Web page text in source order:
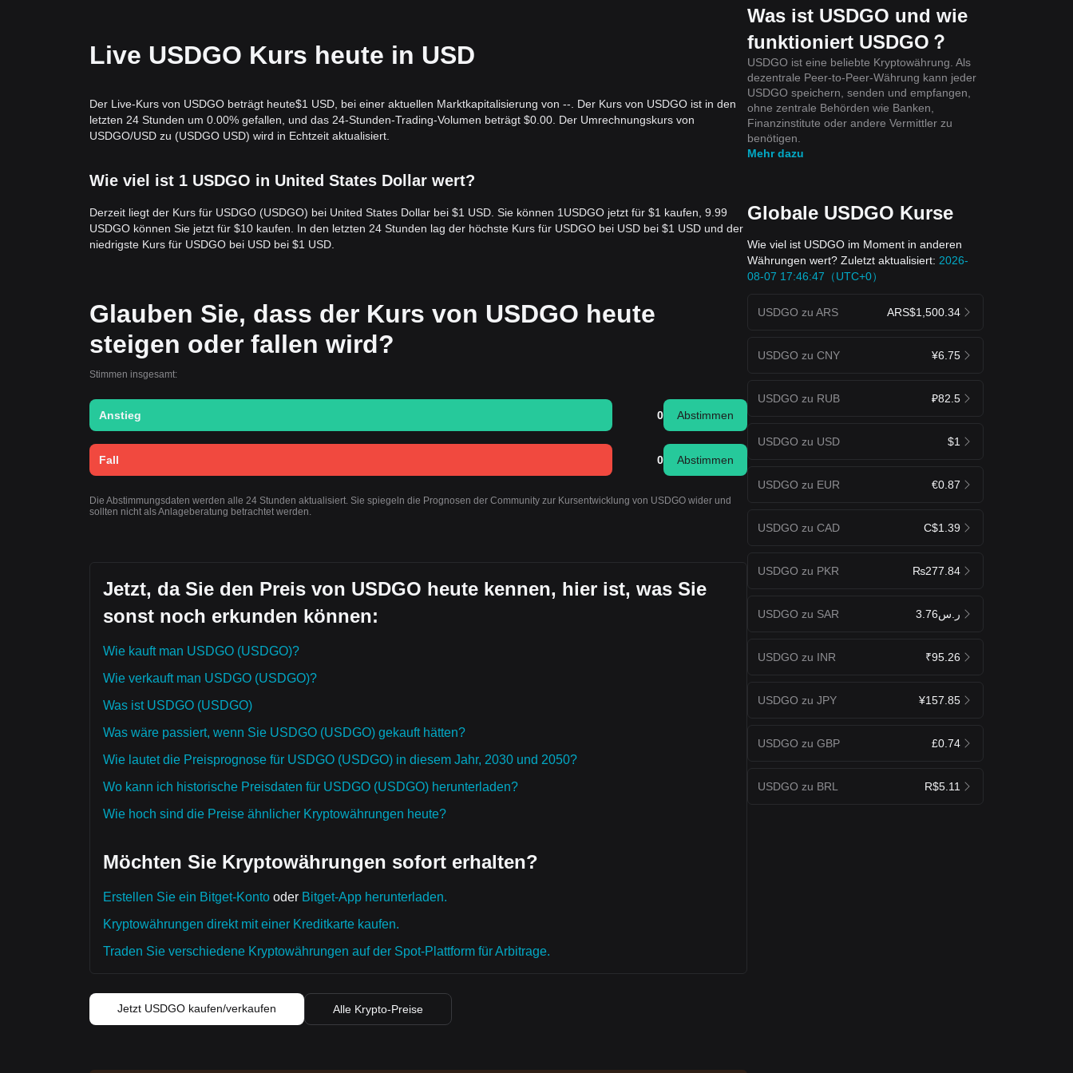
Live USDGO Kurs heute in USD
Der Live-Kurs von USDGO beträgt heute$1 USD, bei einer aktuellen Marktkapitalisierung von --. Der Kurs von USDGO ist in den
letzten 24 Stunden um 0.00% gefallen, und das 24-Stunden-Trading-Volumen beträgt $0.00. Der Umrechnungskurs von
USDGO/USD zu (USDGO USD) wird in Echtzeit aktualisiert.
Wie viel ist 1 USDGO in United States Dollar wert?
Derzeit liegt der Kurs für USDGO (USDGO) bei United States Dollar bei $1 USD. Sie können 1USDGO jetzt für $1 kaufen, 9.99
USDGO können Sie jetzt für $10 kaufen. In den letzten 24 Stunden lag der höchste Kurs für USDGO bei USD bei $1 USD und der
niedrigste Kurs für USDGO bei USD bei $1 USD.
Glauben Sie, dass der Kurs von USDGO heute
steigen oder fallen wird?
Stimmen insgesamt:
Anstieg 0 Abstimmen
Fall 0 Abstimmen
Die Abstimmungsdaten werden alle 24 Stunden aktualisiert. Sie spiegeln die Prognosen der Community zur Kursentwicklung von USDGO wider und
sollten nicht als Anlageberatung betrachtet werden.
Jetzt, da Sie den Preis von USDGO heute kennen, hier ist, was Sie
sonst noch erkunden können:
Wie kauft man USDGO (USDGO)?
Wie verkauft man USDGO (USDGO)?
Was ist USDGO (USDGO)
Was wäre passiert, wenn Sie USDGO (USDGO) gekauft hätten?
Wie lautet die Preisprognose für USDGO (USDGO) in diesem Jahr, 2030 und 2050?
Wo kann ich historische Preisdaten für USDGO (USDGO) herunterladen?
Wie hoch sind die Preise ähnlicher Kryptowährungen heute?
Möchten Sie Kryptowährungen sofort erhalten?
Erstellen Sie ein Bitget-Konto oder Bitget-App herunterladen.
Kryptowährungen direkt mit einer Kreditkarte kaufen.
Traden Sie verschiedene Kryptowährungen auf der Spot-Plattform für Arbitrage.
Jetzt USDGO kaufen/verkaufen Alle Krypto-Preise
Was ist USDGO und wie
funktioniert USDGO？
USDGO ist eine beliebte Kryptowährung. Als
dezentrale Peer-to-Peer-Währung kann jeder
USDGO speichern, senden und empfangen,
ohne zentrale Behörden wie Banken,
Finanzinstitute oder andere Vermittler zu
benötigen.
Mehr dazu
Globale USDGO Kurse
Wie viel ist USDGO im Moment in anderen
Währungen wert? Zuletzt aktualisiert: 2026-
08-07 17:46:47（UTC+0）
USDGO zu ARS ARS$1,500.34
USDGO zu CNY ¥6.75
USDGO zu RUB ₽82.5
USDGO zu USD $1
USDGO zu EUR €0.87
USDGO zu CAD C$1.39
USDGO zu PKR ₨277.84
USDGO zu SAR ر.س3.76
USDGO zu INR ₹95.26
USDGO zu JPY ¥157.85
USDGO zu GBP £0.74
USDGO zu BRL R$5.11